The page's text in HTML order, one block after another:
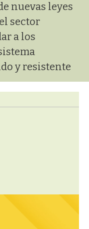
nuevas leyes
sector
a los
y resistente